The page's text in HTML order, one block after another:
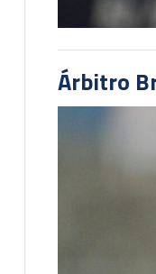
Árbitro